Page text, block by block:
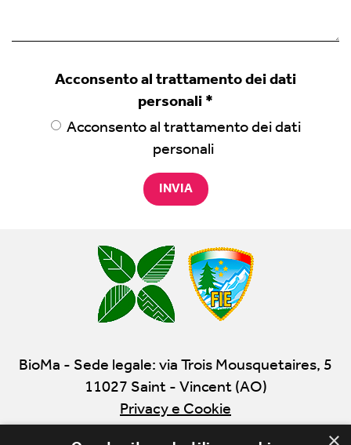
Scrivi
*
Acconsento al trattamento dei dati
personali*
Acconsento altrattamento dei dati
personali
INVIA
BioMa - Sede legale: via Trois Mousquetaires, 5
11027 Saint - Vincent (AO)
Privacy e Cookie